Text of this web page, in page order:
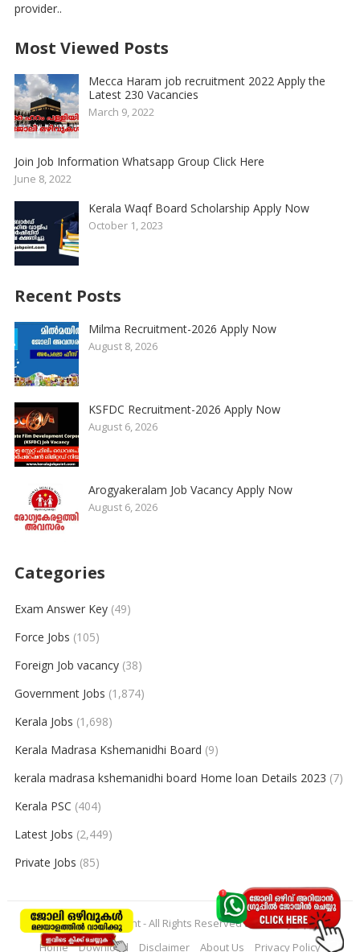
provider..
Most Viewed Posts
Mecca Haram job recruitment 2022 Apply the
Latest 230 Vacancies
March 9, 2022
Join Job Information Whatsapp Group Click Here
June 8, 2022
Kerala Waqf Board Scholarship Apply Now
October 1, 2023
Recent Posts
Milma Recruitment-2026 Apply Now
August 8, 2026
KSFDC Recruitment-2026 Apply Now
August 6, 2026
Arogyakeralam Job Vacancy Apply Now
August 6, 2026
Categories
Exam Answer Key(49)
Force Jobs (105)
Foreign Job vacancy(38)
Government Jobs (1,874)
Kerala Jobs (1,698)
Kerala Madrasa Kshemanidhi Board (9)
kerala madrasa kshemanidhi board Home loan Details 2023 (7)
Kerala PSC (404)
Latest Jobs (2,449)
Private Jobs (85)
© 2026keralajobpoint- All Rights Reserved toKeralajobpoint
Home
Download Disclaimer About Us Privacy Policy